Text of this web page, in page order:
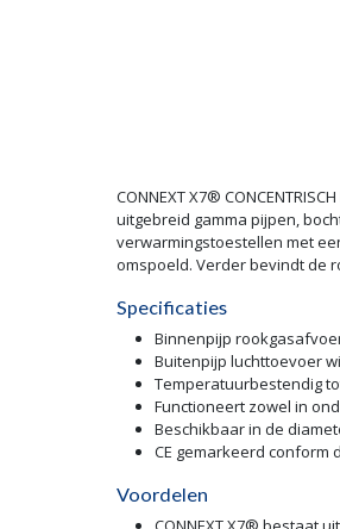
CONNEXT X7®
uitgebreid gamma pijpen,
verwarmingstoestellen met
omspoeld. Verder bevindt